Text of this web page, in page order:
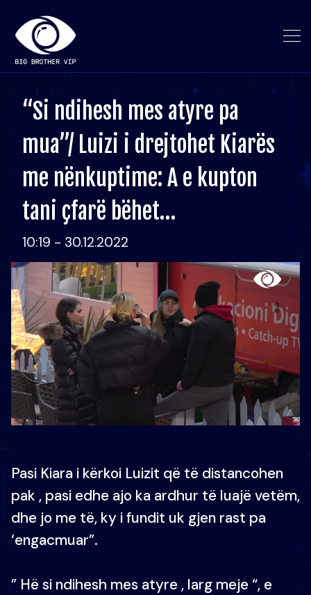
“Si ndihesh mes atyre pa
mua”/ Luizi i drejtohet Kiarës
me nënkuptime: A e kupton
tani çfarë bëhet…
10:19 - 30.12.2022
Pasi Kiara i kërkoi Luizit që të distancohen
pak , pasi edhe ajo ka ardhur të luajë vetëm,
dhe jo me të, ky i fundit uk gjen rast pa
‘engacmuar”.
” Hë si ndihesh mes atyre , larg meje “, e